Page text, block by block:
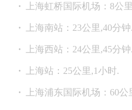
上海虹桥国
上海南站
上海西站
上海站：
上海浦东国际